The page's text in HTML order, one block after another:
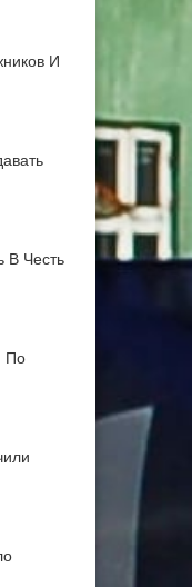
И
В Честь
По